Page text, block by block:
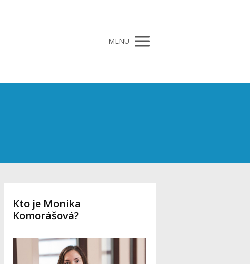
MENU
Kto je Monika
Komorášová?